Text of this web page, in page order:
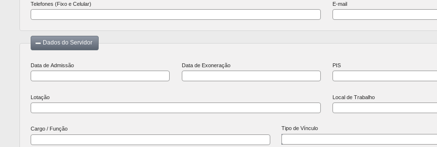
Telefones (Fixo e Celular) E-mail
Dados do Servidor
Data de Admissão Data de Exoneração PIS
Lotação Local de Trabalho
Cargo / Função Tipo de Vínculo